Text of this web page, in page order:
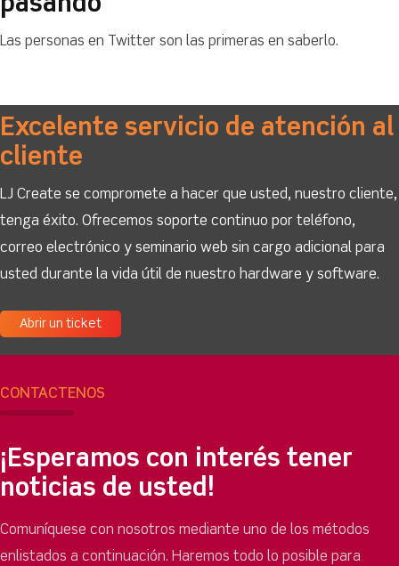
pasando
Las personas en Twitter son las primeras en saberlo.
Excelente servicio de atención al
cliente
LJ Create se compromete a hacer que usted, nuestro cliente,
tenga éxito. Ofrecemos soporte continuo por teléfono,
correo electrónico y seminario web sin cargo adicional para
usted durante la vida útil de nuestro hardware y software.
Abrir un ticket
CONTÁCTENOS
¡Esperamos con interés tener
noticias de usted!
Comuníquese con nosotros mediante uno de los métodos
enlistados a continuación. Haremos todo lo posible para